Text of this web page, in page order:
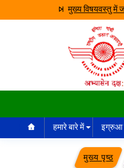
मुख्य विषयवस्तु में
हमारे बारे में इग्रुआ
मुख्य पृष्ठ